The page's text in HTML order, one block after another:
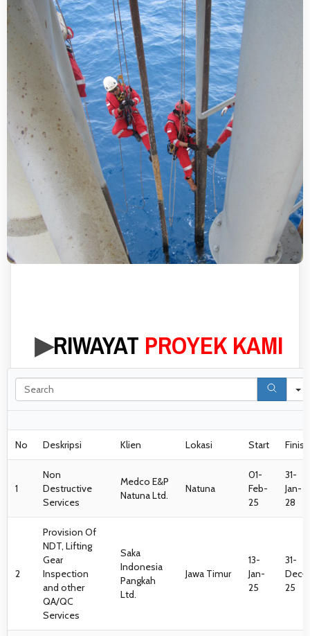
ROPE ACCESS (IRATA)
▶︎RIWAYAT PROYEK KAMI
No Deskripsi Klien Lokasi Start Finish
1
Non
Destructive
Services
Medco E&P
Natuna Ltd.
Natuna
01-
Feb-
25
31-
Jan-
28
2
Provision Of
NDT, Lifting
Gear
Inspection
and other
QA/QC
Services
Saka
Indonesia
Pangkah
Ltd.
Jawa Timur
13-
Jan-
25
31-
Dec-
25